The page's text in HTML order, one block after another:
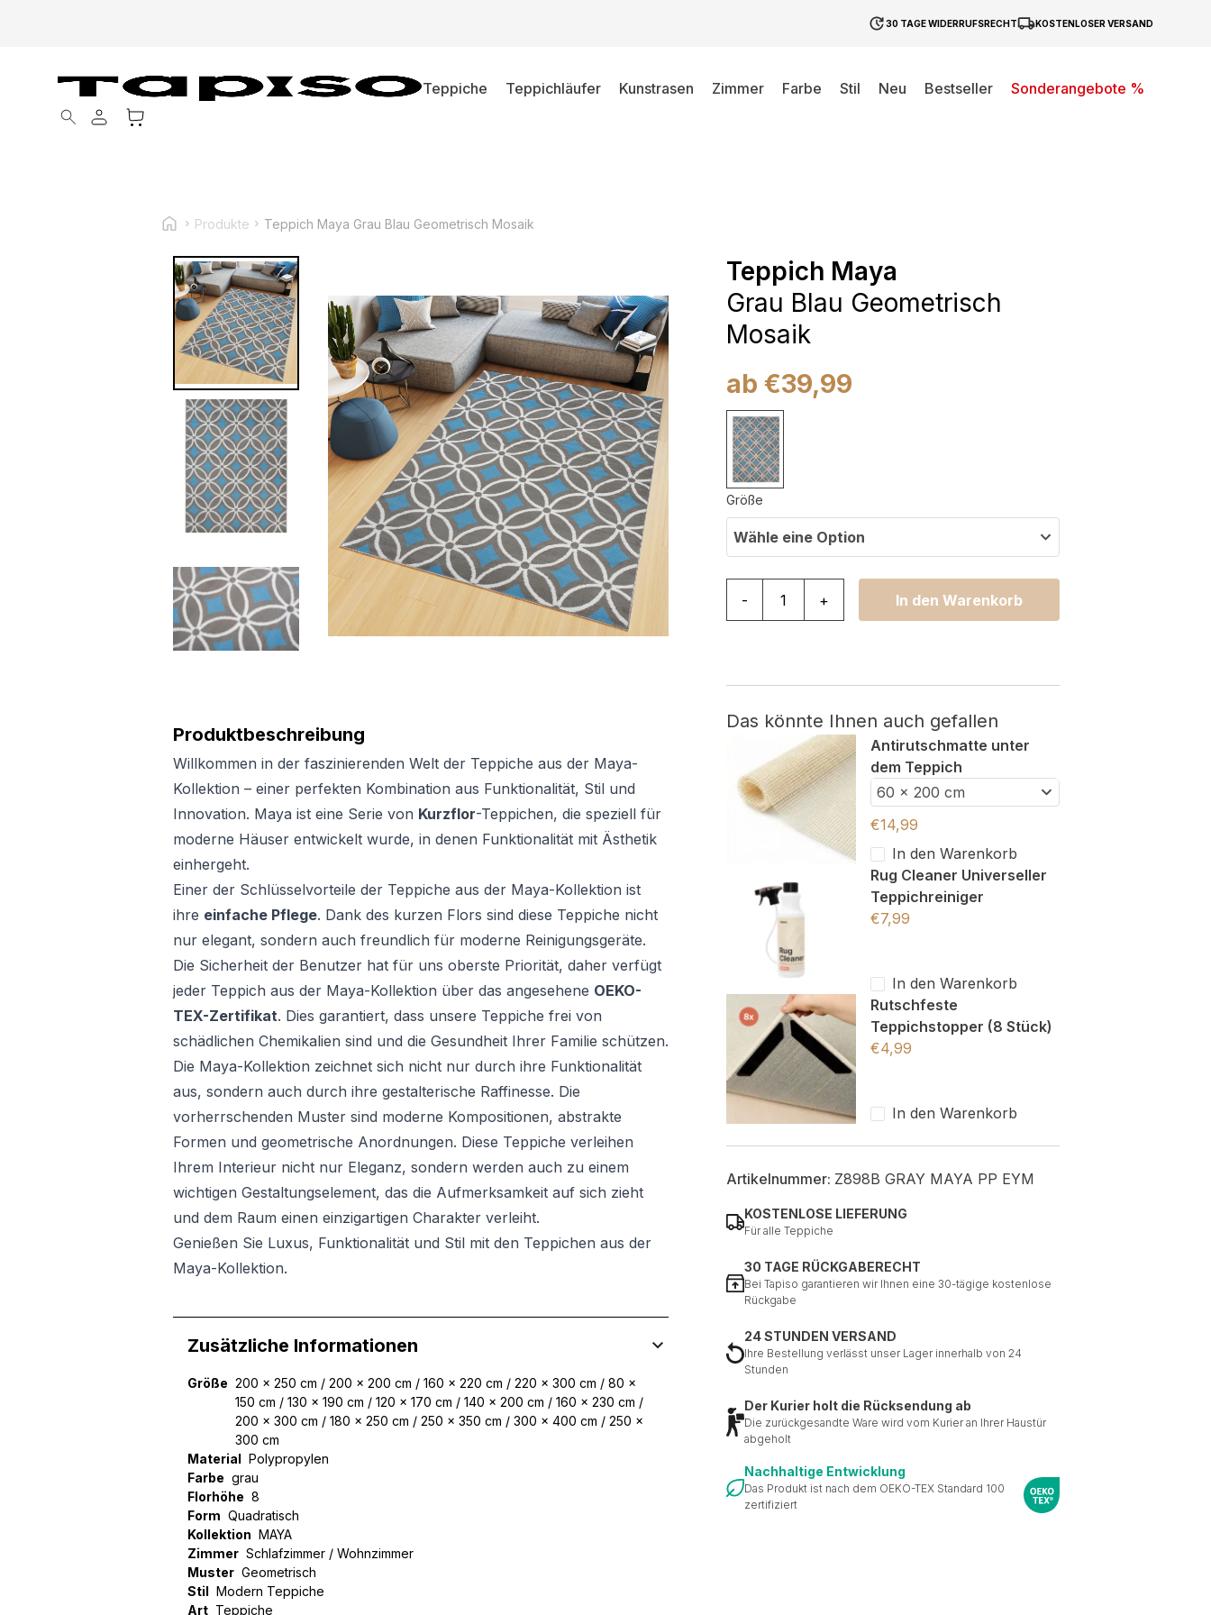
30 TAGE WIDERRUFSRECHT KOSTENLOSER VERSAND
Teppiche Teppichläufer Kunstrasen Zimmer Farbe Stil Neu Bestseller
Sonderangebote %
Products search
Produkte Teppich Maya Grau Blau Geometrisch Mosaik
Produktbeschreibung
Willkommen in der faszinierenden Welt der Teppiche aus der Maya-
Kollektion – einer perfekten Kombination aus Funktionalität, Stil und
Innovation. Maya ist eine Serie von Kurzflor-Teppichen, die speziell für
moderne Häuser entwickelt wurde, in denen Funktionalität mit Ästhetik
einhergeht.
Einer der Schlüsselvorteile der Teppiche aus der Maya-Kollektion ist
ihre einfache Pflege. Dank des kurzen Flors sind diese Teppiche nicht
nur elegant, sondern auch freundlich für moderne Reinigungsgeräte.
Die Sicherheit der Benutzer hat für uns oberste Priorität, daher verfügt
jeder Teppich aus der Maya-Kollektion über das angesehene OEKO-
TEX-Zertifikat. Dies garantiert, dass unsere Teppiche frei von
schädlichen Chemikalien sind und die Gesundheit Ihrer Familie schützen.
Die Maya-Kollektion zeichnet sich nicht nur durch ihre Funktionalität
aus, sondern auch durch ihre gestalterische Raffinesse. Die
vorherrschenden Muster sind moderne Kompositionen, abstrakte
Formen und geometrische Anordnungen. Diese Teppiche verleihen
Ihrem Interieur nicht nur Eleganz, sondern werden auch zu einem
wichtigen Gestaltungselement, das die Aufmerksamkeit auf sich zieht
und dem Raum einen einzigartigen Charakter verleiht.
Genießen Sie Luxus, Funktionalität und Stil mit den Teppichen aus der
Maya-Kollektion.
Teppich Maya
Grau Blau Geometrisch
Mosaik
ab €39,99
Größe
Wähle eine Option
- + In den Warenkorb
Das könnte Ihnen auch gefallen
Antirutschmatte unter
dem Teppich
60 x 200 cm
€14,99
In den Warenkorb
Rug Cleaner Universeller
Teppichreiniger
€7,99
In den Warenkorb
Rutschfeste
Teppichstopper (8 Stück)
€4,99
In den Warenkorb
Artikelnummer: Z898B GRAY MAYA PP EYM
KOSTENLOSE LIEFERUNG
Für alle Teppiche
30 TAGE RÜCKGABERECHT
Bei Tapiso garantieren wir Ihnen eine 30-tägige kostenlose
Rückgabe
24 STUNDEN VERSAND
Ihre Bestellung verlässt unser Lager innerhalb von 24
Stunden
Der Kurier holt die Rücksendung ab
Die zurückgesandte Ware wird vom Kurier an Ihrer Haustür
abgeholt
Nachhaltige Entwicklung
Das Produkt ist nach dem OEKO-TEX Standard 100
zertifiziert
Zusätzliche Informationen
Größe 200 x 250 cm / 200 x 200 cm / 160 x 220 cm / 220 x 300 cm / 80 x
150 cm / 130 x 190 cm / 120 x 170 cm / 140 x 200 cm / 160 x 230 cm /
200 x 300 cm / 180 x 250 cm / 250 x 350 cm / 300 x 400 cm / 250 x
300 cm
Material Polypropylen
Farbe grau
Florhöhe 8
Form Quadratisch
Kollektion MAYA
Zimmer Schlafzimmer / Wohnzimmer
Muster Geometrisch
Stil Modern Teppiche
Art Teppiche